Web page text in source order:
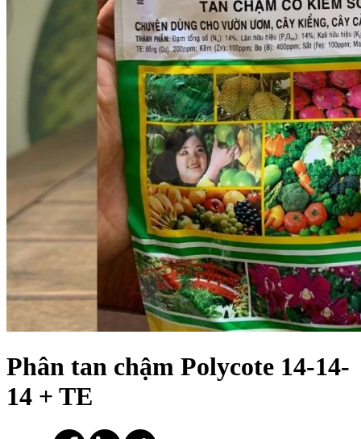
Phân tan chậm Polycote 14-14-
14 + TE